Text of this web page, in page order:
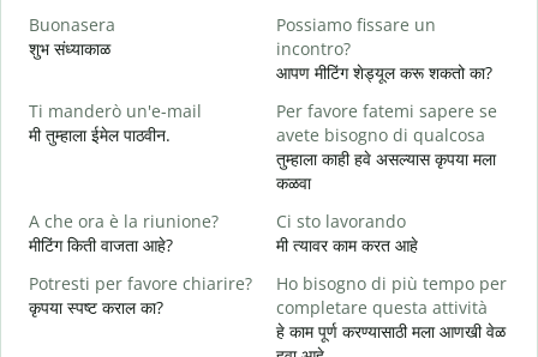
Buonasera
शुभ संध्याकाळ
Possiamo fissare un
incontro?
आपण मीटिंग शेड्यूल करू शकतो का?
Ti manderò un'e-mail
मी तुम्हाला ईमेल पाठवीन.
Per favore fatemi sapere se
avete bisogno di qualcosa
तुम्हाला काही हवे असल्यास कृपया मला
कळवा
A che ora è la riunione?
मीटिंग किती वाजता आहे?
Ci sto lavorando
मी त्यावर काम करत आहे
Potresti per favore chiarire?
कृपया स्पष्ट कराल का?
Ho bisogno di più tempo per
completare questa attività
हे काम पूर्ण करण्यासाठी मला आणखी वेळ